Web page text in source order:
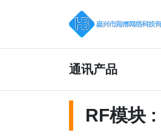
通讯产品
RF模块 :